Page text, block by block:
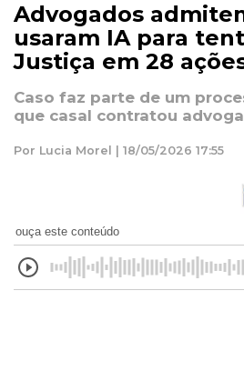
Advogados
usaram IA para
Justiça em 28
Caso faz parte de um
que casal contratou
Por Lucia Morel | 18/05/2026 17:55
ouça este conteúdo